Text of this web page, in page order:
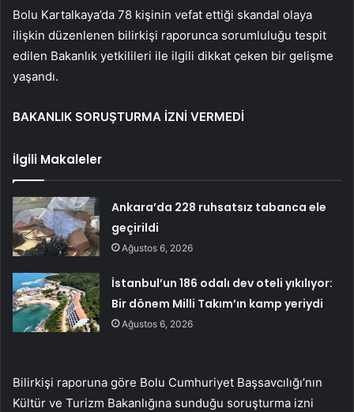
Bolu Kartalkaya’da 78 kişinin vefat ettiği skandal olaya
ilişkin düzenlenen bilirkişi raporunca sorumluluğu tespit
edilen Bakanlık yetkilileri ile ilgili dikkat çeken bir gelişme
yaşandı.
BAKANLIK SORUŞTURMA İZNİ VERMEDİ
İlgili Makaleler
Ankara’da 228 ruhsatsız tabanca ele
geçirildi
Ağustos 6, 2026
İstanbul’un 186 odalı dev oteli yıkılıyor:
Bir dönem Milli Takım’ın kamp yeriydi
Ağustos 6, 2026
Bilirkişi raporuna göre Bolu Cumhuriyet Başsavcılığı’nın
Kültür ve Turizm Bakanlığına sunduğu soruşturma izni